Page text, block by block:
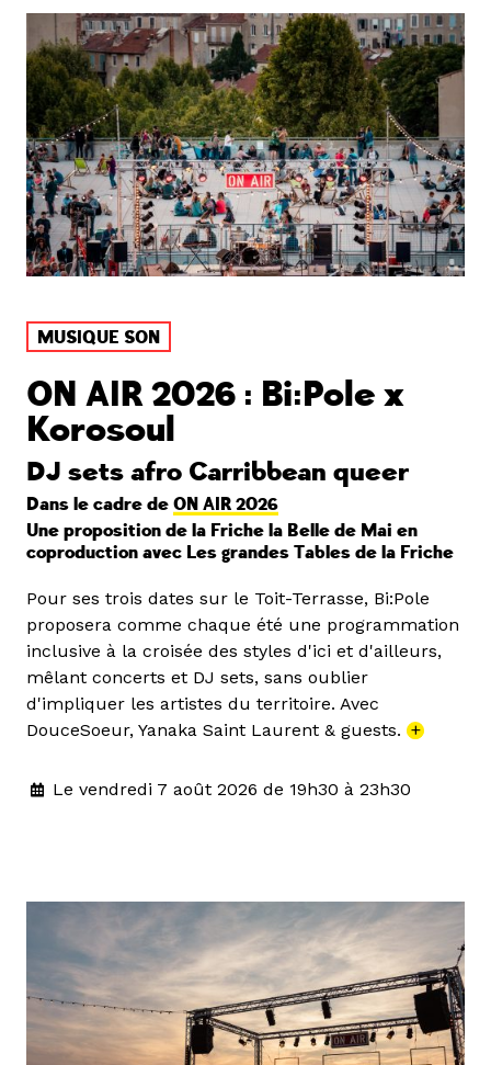
MUSIQUE SON
ON AIR 2026 : Bi:Pole x
Korosoul
DJ sets afro Carribbean queer
Dans le cadre de ON AIR 2026
Une proposition de la Friche la Belle de Mai en
coproduction avec Les grandes Tables de la Friche
Pour ses trois dates sur le Toit-Terrasse, Bi:Pole
proposera comme chaque été une programmation
inclusive à la croisée des styles d'ici et d'ailleurs,
mêlant concerts et DJ sets, sans oublier
d'impliquer les artistes du territoire. Avec
DouceSoeur, Yanaka Saint Laurent & guests. +
Le vendredi 7 août 2026 de 19h30 à 23h30